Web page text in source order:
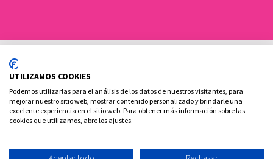
سياسة ملفات تعريف الارتباط
الإشعار القانوني والخصوصية
UTILIZAMOS COOKIES
Podemos utilizarlas para el análisis de los datos de nuestros visitantes, para
mejorar nuestro sitio web, mostrar contenido personalizado y brindarle una
excelente experiencia en el sitio web. Para obtener más información sobre las
cookies que utilizamos, abre los ajustes.